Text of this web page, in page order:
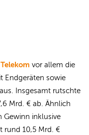
vor allem die
Endgeräten sowie
Insgesamt rutschte
Mrd. € ab. Ähnlich
Gewinn inklusive
rund 10,5 Mrd. €